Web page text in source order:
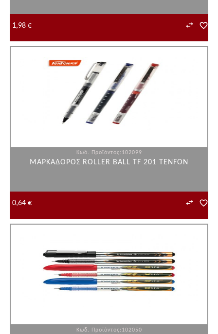
1,98 €
Κωδ. Προϊόντος:102099
ΜΑΡΚΑΔΟΡΟΣ ROLLER BALL ΤF 201 TENFON
0,64 €
Κωδ. Προϊόντος:102050